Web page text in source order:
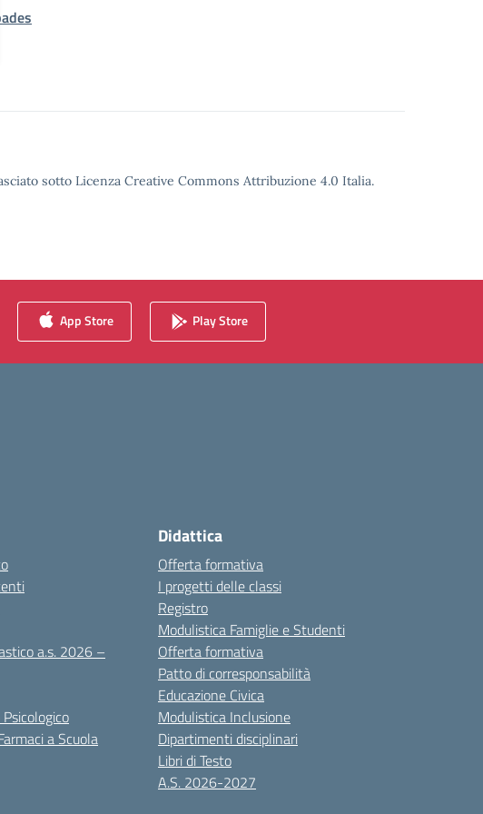
sotto Licenza Creative Commons Attribuzione 4.0 Italia.
App Store Play Store
a.s. 2026 –
a Scuola
Didattica
Offerta formativa
I progetti delle classi
Registro
Modulistica Famiglie e Studenti
Offerta formativa
Patto di corresponsabilità
Educazione Civica
Modulistica Inclusione
Dipartimenti disciplinari
Libri di Testo
A.S. 2026-2027